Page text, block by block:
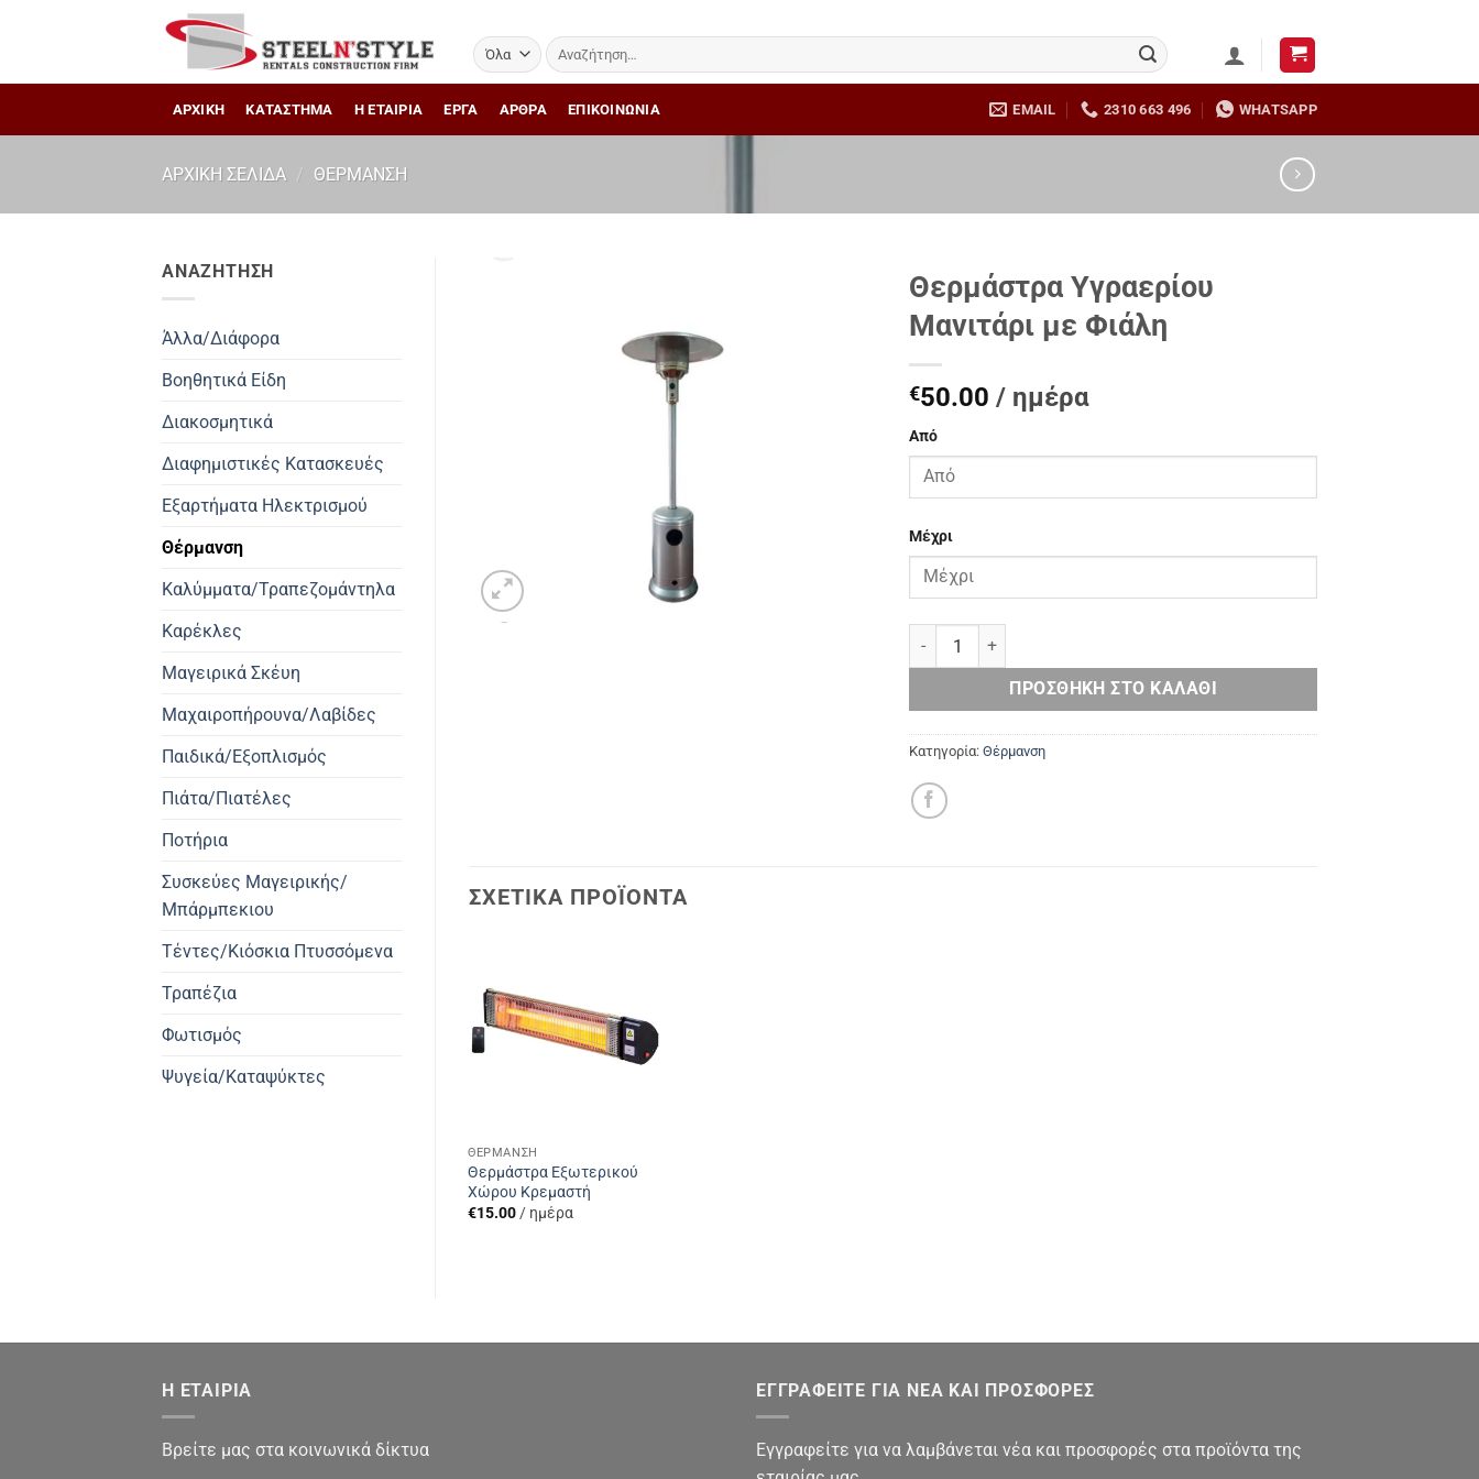
Αναζήτηση
για:
ΑΡΧΙΚΗ ΚΑΤΑΣΤΗΜΑ Η ΕΤΑΙΡΙΑ ΕΡΓΑ ΑΡΘΡΑ ΕΠΙΚΟΙΝΩΝΙΑ EMAIL 2310 663 496 WHATSAPP
ΑΡΧΙΚΉ ΣΕΛΊΔΑ / ΘΈΡΜΑΝΣΗ
ΑΝΑΖΗΤΗΣΗ
Άλλα/Διάφορα
Βοηθητικά Είδη
Διακοσμητικά
Διαφημιστικές Κατασκευές
Εξαρτήματα Ηλεκτρισμού
Θέρμανση
Καλύμματα/Τραπεζομάντηλα
Καρέκλες
Μαγειρικά Σκέυη
Μαχαιροπήρουνα/Λαβίδες
Παιδικά/Εξοπλισμός
Πιάτα/Πιατέλες
Ποτήρια
Συσκεύες Μαγειρικής/
Μπάρμπεκιου
Τέντες/Κιόσκια Πτυσσόμενα
Τραπέζια
Φωτισμός
Ψυγεία/Καταψύκτες
Θερμάστρα Υγραερίου
Μανιτάρι με Φιάλη
€50.00 / ημέρα
Από
Μέχρι
Θερμάστρα Υγραερίου Μανιτάρι με Φιάλη ποσότητα
ΠΡΟΣΘΉΚΗ ΣΤΟ ΚΑΛΆΘΙ
Κατηγορία:Θέρμανση
ΣΧΕΤΙΚΆ ΠΡΟΪΌΝΤΑ
Wishlist
ΘΈΡΜΑΝΣΗ
Θερμάστρα Εξωτερικού
Χώρου Κρεμαστή
€15.00/ ημέρα
Η ΕΤΑΙΡΙΑ
Βρείτε μας στα κοινωνικά δίκτυα
ΕΓΓΡΑΦΕΙΤΕ ΓΙΑ ΝΕΑ ΚΑΙ ΠΡΟΣΦΟΡΕΣ
Εγγραφείτε για να λαμβάνεται νέα και προσφορές στα προϊόντα της